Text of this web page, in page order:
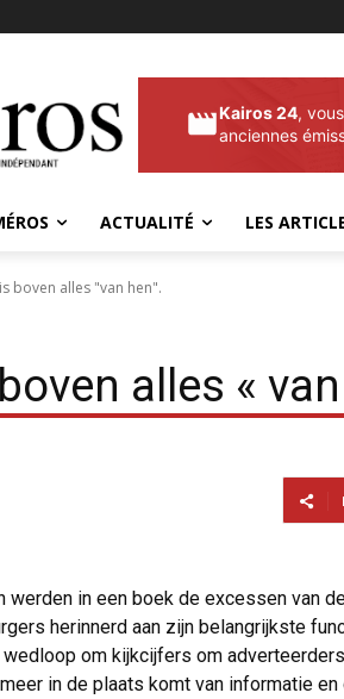
Kairos 24,
anciennes
ACTUALITÉ LES
is boven alles "van hen".
alles «
werden in een boek de excessen van
herinnerd aan zijn belangrijkste
om kijkcijfers om
in de plaats komt van informatie